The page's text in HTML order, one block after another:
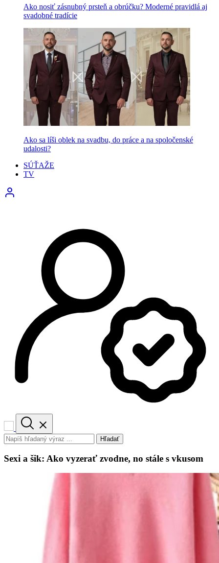
Ako nosiť zásnubný prsteň a obrúčku? Moderné pravidlá aj
svadobné tradície
Ako sa líši oblek na svadbu, do práce a na spoločenské
udalosti?
SÚŤAŽE
TV
Hľadať
Sexi a šik: Ako vyzerať zvodne, no stále s vkusom